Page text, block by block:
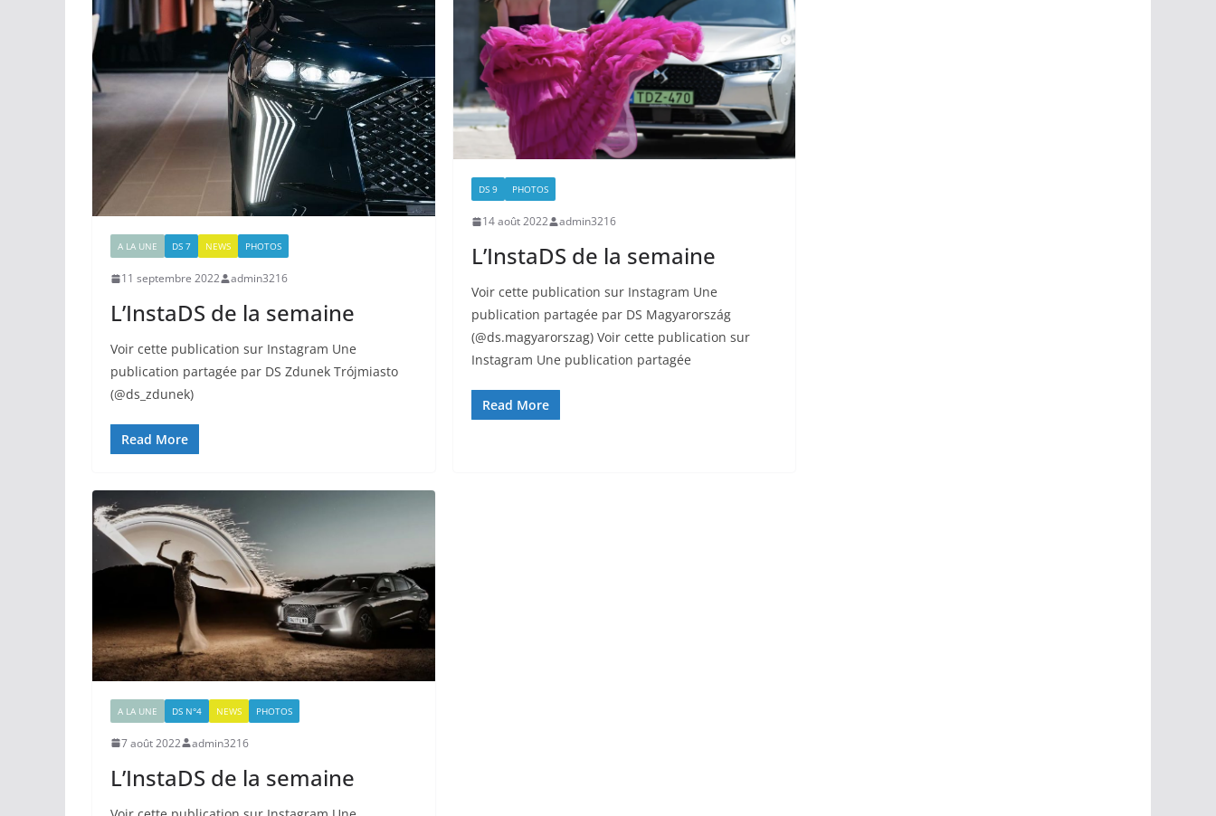
A LA UNE DS 7 NEWS PHOTOS
11 septembre 2022 admin3216
L’InstaDS de la semaine
Voir cette publication sur Instagram Une
publication partagée par DS Zdunek Trójmiasto
(@ds_zdunek)
Read More
DS 9 PHOTOS
14 août 2022 admin3216
L’InstaDS de la semaine
Voir cette publication sur Instagram Une
publication partagée par DS Magyarország
(@ds.magyarorszag) Voir cette publication sur
Instagram Une publication partagée
Read More
A LA UNE DS N°4 NEWS PHOTOS
7 août 2022 admin3216
L’InstaDS de la semaine